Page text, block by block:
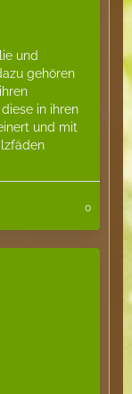
und
gehören
in ihren
und mit
0